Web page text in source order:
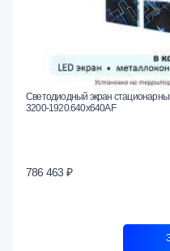
Светодиодный экран
3200-1920.640x640AF
786 463 ₽